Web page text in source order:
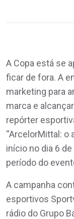
A Copa está se
ficar de fora. A
marketing para
marca e
repórter
“ArcelorMittal: o
início no dia 6
período do
A campanha
esportivos
rádio do Grupo